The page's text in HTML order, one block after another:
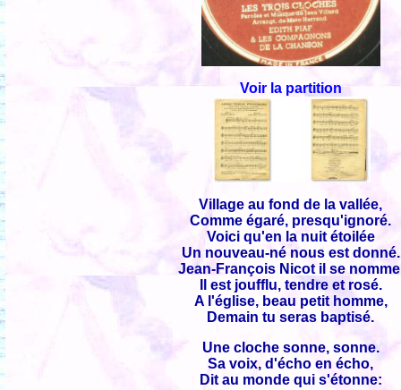
Voir la partition
Village au fond de la vallée,
Comme égaré, presqu'ignoré.
Voici qu'en la nuit étoilée
Un nouveau-né nous est donné.
Jean-François Nicot il se
Il est joufflu, tendre et rosé.
A l'église, beau petit homme,
Demain tu seras baptisé.
Une cloche sonne, sonne.
Sa voix, d'écho en écho,
Dit au monde qui s'étonne: